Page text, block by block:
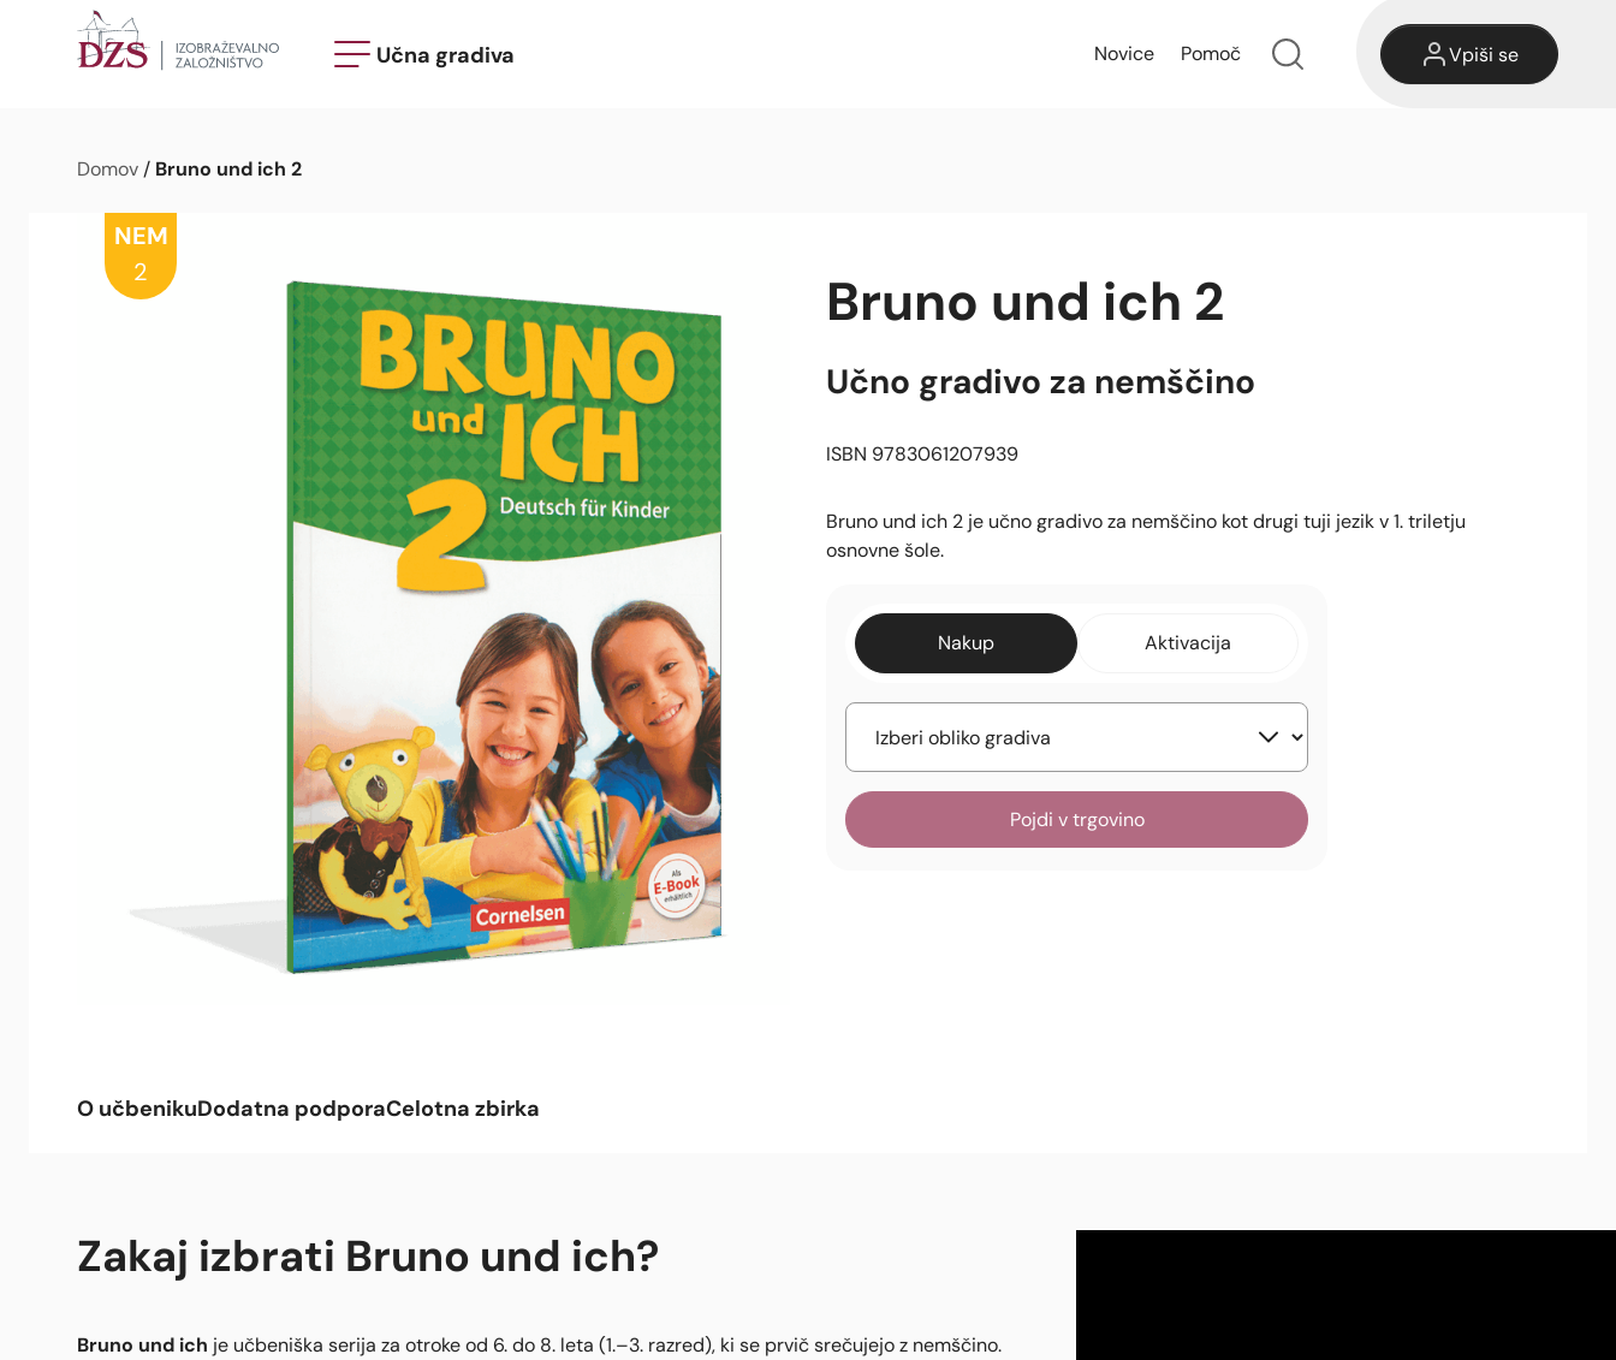
Učna gradiva Novice Pomoč Vpiši se
Domov / Bruno und ich 2
NEM
2 Bruno und ich 2
Učno gradivo za nemščino
ISBN 9783061207939
Bruno und ich 2 je učno gradivo za nemščino kot drugi tuji jezik v 1. triletju
osnovne šole.
Nakup Aktivacija
Pojdi v trgovino
O učbenikuDodatna podporaCelotna zbirka
Zakaj izbrati Bruno und ich?
ChatGPT said:
Bruno und ich je učbeniška serija za otroke od 6. do 8. leta (1.–3. razred), ki se prvič srečujejo z nemščino.